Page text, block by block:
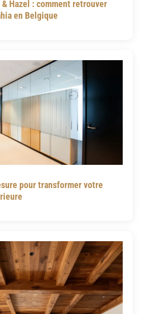
Hazel : comment retrouver
en Belgique
pour transformer votre